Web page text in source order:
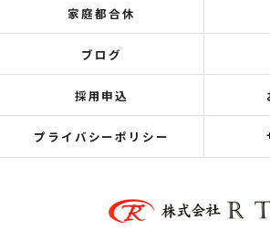
家庭都合休
ブログ
採用申込
プライバシーポリシー